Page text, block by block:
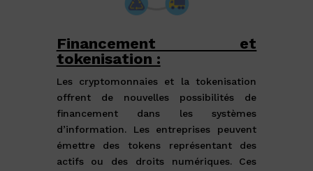
Financement et
tokenisation :
Les cryptomonnaies et la tokenisation
offrent de nouvelles possibilités de
financement dans les systèmes
d’information. Les entreprises peuvent
émettre des tokens représentant des
actifs ou des droits numériques. Ces